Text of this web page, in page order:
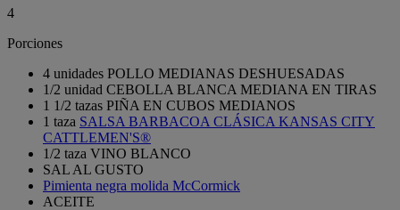
4
Porciones
4 unidades POLLO MEDIANAS DESHUESADAS
1/2 unidad CEBOLLA BLANCA MEDIANA EN TIRAS
1 1/2 tazas PIÑA EN CUBOS MEDIANOS
1 taza SALSA BARBACOA CLÁSICA KANSAS CITY
CATTLEMEN'S®
1/2 taza VINO BLANCO
SAL AL GUSTO
Pimienta negra molida McCormick
ACEITE